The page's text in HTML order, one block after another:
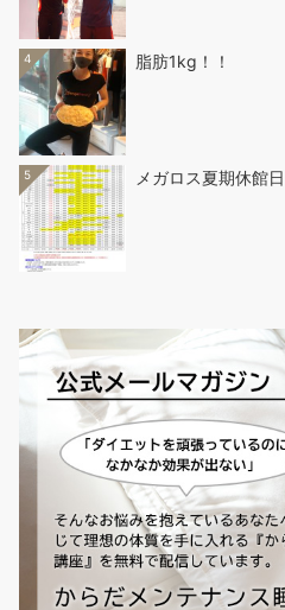
4 脂肪1kg！！
5 メガロス夏期休館日